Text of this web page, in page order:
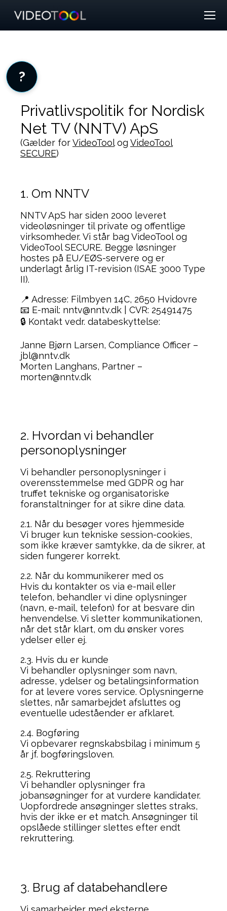
Privatlivspolitik for Nordisk
Net TV (NNTV) ApS
(Gælder forVideoToolog VideoTool
SECURE)
1. Om NNTV
NNTV ApS har siden 2000 leveret
videoløsninger til private og offentlige
virksomheder. Vi står bag VideoTool og
VideoTool SECURE. Begge løsninger
hostes på EU/EØS-servere og er
underlagt årlig IT-revision (ISAE 3000 Type
II).
📍 Adresse: Filmbyen 14C, 2650 Hvidovre
📧 E-mail: nntv@nntv.dk | CVR: 25491475
🔒 Kontakt vedr. databeskyttelse:
Janne Bjørn Larsen, Compliance Officer –
jbl@nntv.dk
Morten Langhans, Partner –
morten@nntv.dk
2. Hvordan vi behandler
personoplysninger
Vi behandler personoplysninger i
overensstemmelse med GDPR og har
truffet tekniske og organisatoriske
foranstaltninger for at sikre dine data.
2.1. Når du besøger vores hjemmeside
Vi bruger kun tekniske session-cookies,
som ikke kræver samtykke, da de sikrer, at
siden fungerer korrekt.
2.2. Når du kommunikerer med os
Hvis du kontakter os via e-mail eller
telefon, behandler vi dine oplysninger
(navn, e-mail, telefon) for at besvare din
henvendelse. Vi sletter kommunikationen,
når det står klart, om du ønsker vores
ydelser eller ej.
2.3. Hvis du er kunde
Vi behandler oplysninger som navn,
adresse, ydelser og betalingsinformation
for at levere vores service. Oplysningerne
slettes, når samarbejdet afsluttes og
eventuelle udeståender er afklaret.
2.4. Bogføring
Vi opbevarer regnskabsbilag i minimum 5
år jf. bogføringsloven.
2.5. Rekruttering
Vi behandler oplysninger fra
jobansøgninger for at vurdere kandidater.
Uopfordrede ansøgninger slettes straks,
hvis der ikke er et match. Ansøgninger til
opslåede stillinger slettes efter endt
rekruttering.
3. Brug af databehandlere
?